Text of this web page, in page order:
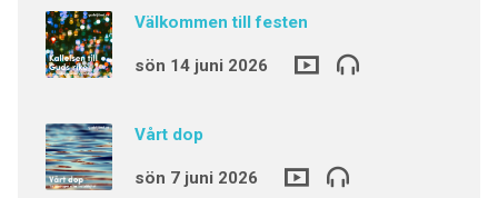
Välkommen till festen
sön 14 juni 2026
Vårt dop
sön 7 juni 2026